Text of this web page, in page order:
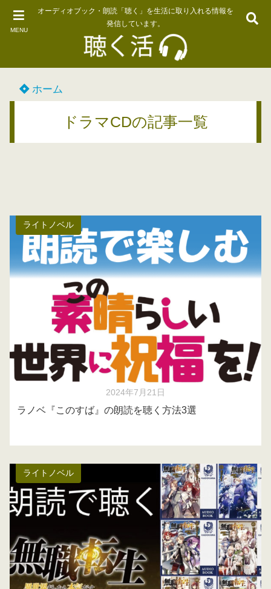
MENU
オーディオブック・朗読「聴く」を生活に取り入れる情報を
発信しています。
ホーム
ドラマCDの記事一覧
ライトノベル
2024年7月21日
ラノベ『このすば』の朗読を聴く方法3選
ライトノベル